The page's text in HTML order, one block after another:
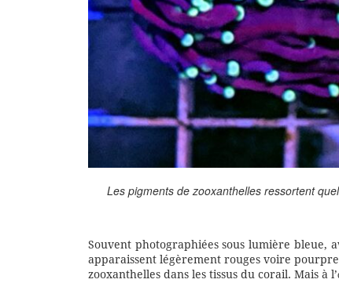
Les pigments de zooxanthelles ressortent
Souvent photographiées sous lumière bleue,
apparaissent légèrement rouges voire
zooxanthelles dans les tissus du corail. Mais à